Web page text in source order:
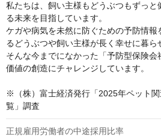
私たちは、飼い主様もどうぶつもずっ
る未来を目指しています。
ケガや病気を未然に防ぐための予防情報
るどうぶつや飼い主様が長く幸せに暮ら
そんな今までになかった「予防型保険
価値の創造にチャレンジしています。
※（株）富士経済発行「2025年ペット
覧」調査
正規雇用労働者の中途採用比率